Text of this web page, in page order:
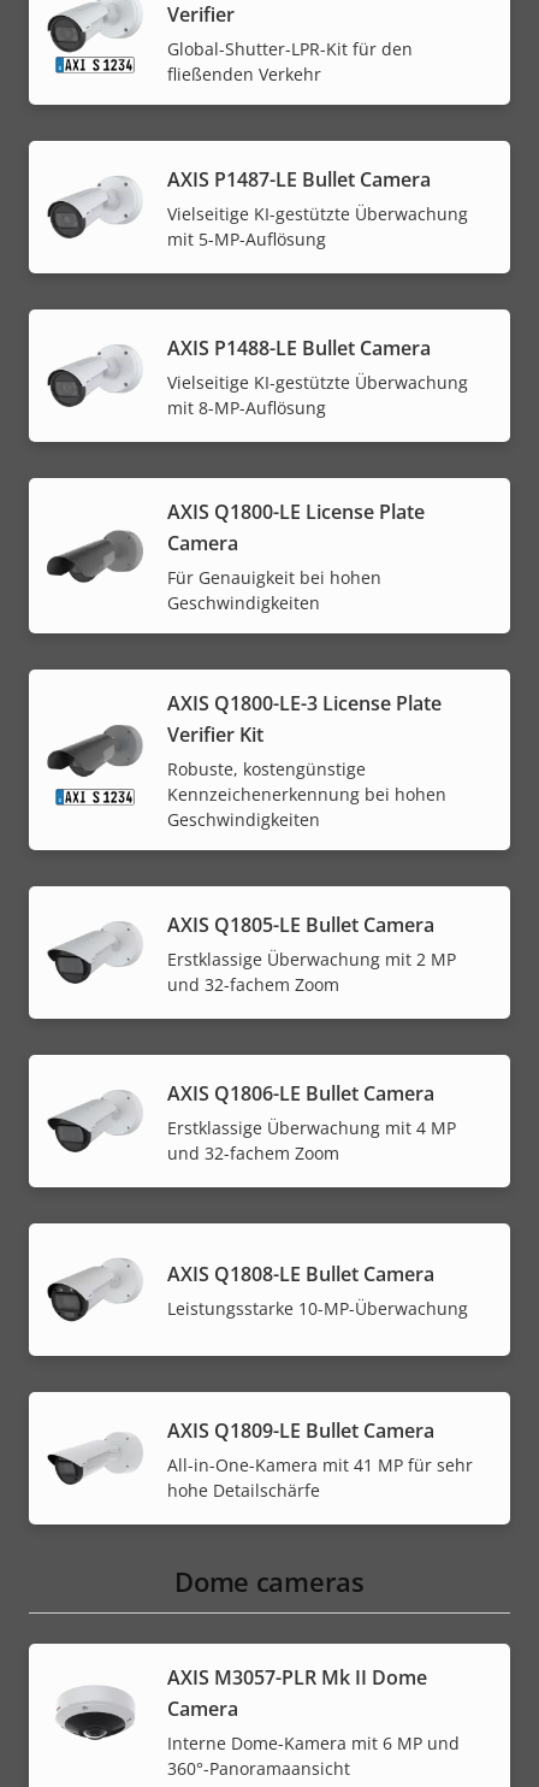
Verifier
Global-Shutter-LPR-Kit für den
fließenden Verkehr
AXIS P1487-LE Bullet Camera
Vielseitige KI-gestützte Überwachung
mit 5-MP-Auflösung
AXIS P1488-LE Bullet Camera
Vielseitige KI-gestützte Überwachung
mit 8-MP-Auflösung
AXIS Q1800-LE License Plate
Camera
Für Genauigkeit bei hohen
Geschwindigkeiten
AXIS Q1800-LE-3 License Plate
Verifier Kit
Robuste, kostengünstige
Kennzeichenerkennung bei hohen
Geschwindigkeiten
AXIS Q1805-LE Bullet Camera
Erstklassige Überwachung mit 2 MP
und 32-fachem Zoom
AXIS Q1806-LE Bullet Camera
Erstklassige Überwachung mit 4 MP
und 32-fachem Zoom
AXIS Q1808-LE Bullet Camera
Leistungsstarke 10-MP-Überwachung
AXIS Q1809-LE Bullet Camera
All-in-One-Kamera mit 41 MP für sehr
hohe Detailschärfe
Dome cameras
AXIS M3057-PLR Mk II Dome
Camera
Interne Dome-Kamera mit 6 MP und
360°-Panoramaansicht